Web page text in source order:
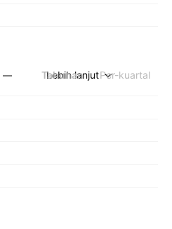
— Tahunan Per-kuartal
Lebih lanjut